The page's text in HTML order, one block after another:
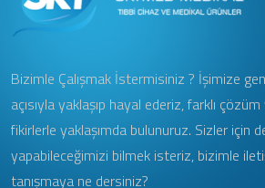
Bizimle Çalışmak İstermisiniz ? İşimize
açısıyla yaklaşıp hayal ederiz, farklı
fikirlerle yaklaşımda bulunuruz. Sizler için
yapabileceğimizi bilmek isteriz, bizimle
tanışmaya ne dersiniz?